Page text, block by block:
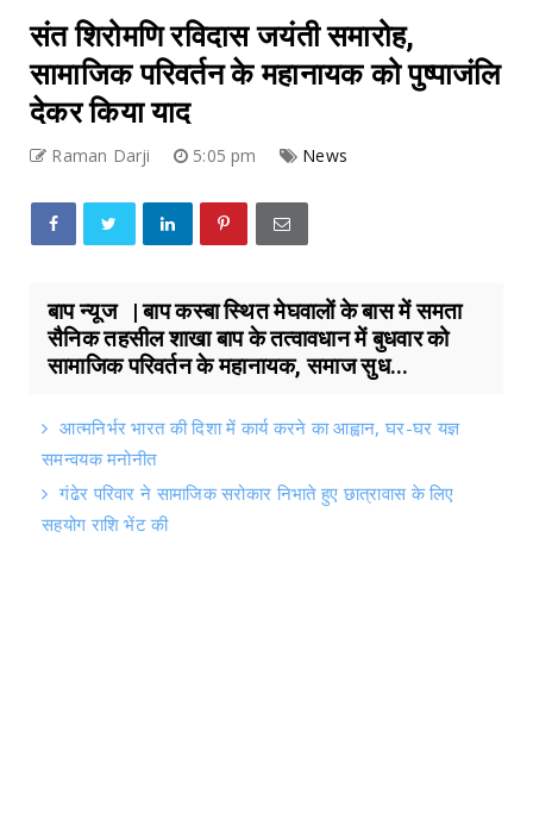
संत शिरोमणि रविदास जयंती समारोह,
सामाजिक परिवर्तन के महानायक को पुष्पाजंलि
देकर किया याद
Raman Darji 5:05 pm News
बाप न्यूज | बाप कस्बा स्थित मेघवालों के बास में समता
सैनिक तहसील शाखा बाप के तत्वावधान में बुधवार को
सामाजिक परिवर्तन के महानायक, समाज सुध...
आत्मनिर्भर भारत की दिशा में कार्य करने का आह्वान, घर-घर यज्ञ
समन्वयक मनोनीत
गंढेर परिवार ने सामाजिक सरोकार निभाते हुए छात्रावास के लिए
सहयोग राशि भेंट की